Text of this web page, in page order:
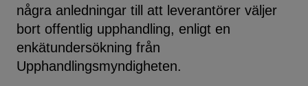
några anledningar till att leverantörer väljer
bort offentlig upphandling, enligt en
enkätundersökning från
Upphandlingsmyndigheten.